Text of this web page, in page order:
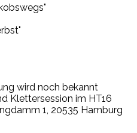
wird noch bekannt
Klettersession im HT16
1, 20535 Hamburg